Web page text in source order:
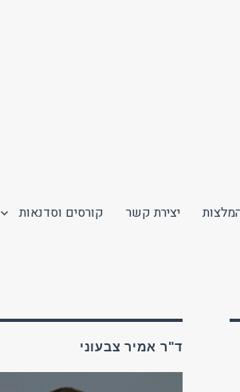
יצירת קשר קורסים וסדנאות
ד"ר אמיר צבעוני